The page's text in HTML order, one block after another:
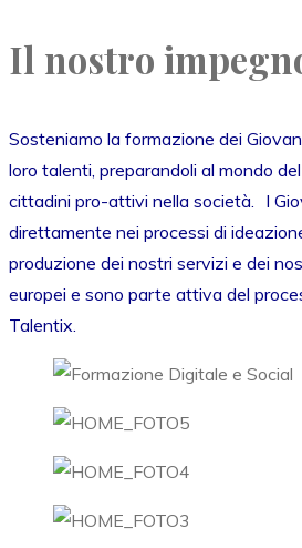
Il nostro
Sosteniamo la formazione dei
loro talenti, preparandoli al mondo
cittadini pro-attivi nella società. I
direttamente nei processi di
produzione dei nostri servizi e dei
europei e sono parte attiva del
Talentix.